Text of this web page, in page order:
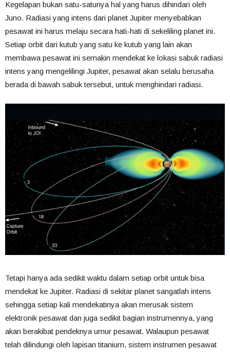
Kegelapan bukan satu-satunya hal yang harus dihindari oleh
Juno. Radiasi yang intens dari planet Jupiter menyebabkan
pesawat ini harus melaju secara hati-hati di sekeliling planet ini.
Setiap orbit dari kutub yang satu ke kutub yang lain akan
membawa pesawat ini semakin mendekat ke lokasi sabuk radiasi
intens yang mengelilingi Jupiter, pesawat akan selalu berusaha
berada di bawah sabuk tersebut, untuk menghindari radiasi.
Tetapi hanya ada sedikit waktu dalam setiap orbit untuk bisa
mendekat ke Jupiter. Radiasi di sekitar planet sangatlah intens
sehingga setiap kali mendekatinya akan merusak sistem
elektronik pesawat dan juga sedikit bagian instrumennya, yang
akan berakibat pendeknya umur pesawat. Walaupun pesawat
telah dilindungi oleh lapisan titanium, sistem instrumen pesawat